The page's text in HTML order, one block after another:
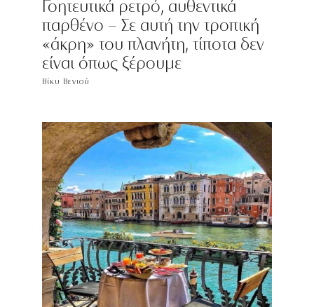
Γοητευτικά ρετρό, αυθεντικά
παρθένο - Σε αυτή την τροπική
«άκρη» του πλανήτη, τίποτα δεν
είναι όπως ξέρουμε
Βίκυ Βενιού